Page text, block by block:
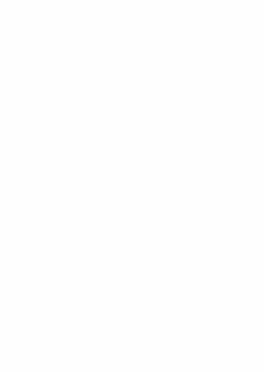
en randonnée
(comme une bonne
(le soleil peut taper aussi